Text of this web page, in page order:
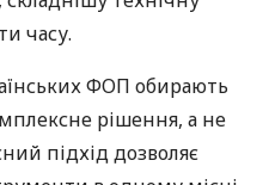
часу.
ФОП обирають
рішення, а не
підхід дозволяє